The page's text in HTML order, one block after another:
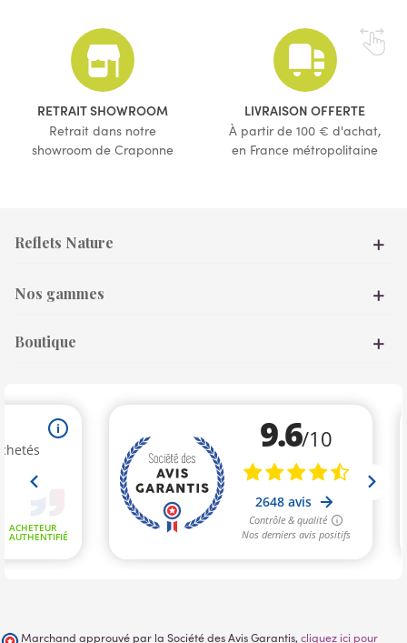
RETRAIT SHOWROOM
Retrait dans notre
showroom de Craponne
LIVRAISON OFFERTE
À partir de 100 € d'achat,
en France métropolitaine
Reflets Nature
Nos gammes
Boutique
Marchand approuvé par la Société des Avis Garantis, cliquez ici pour